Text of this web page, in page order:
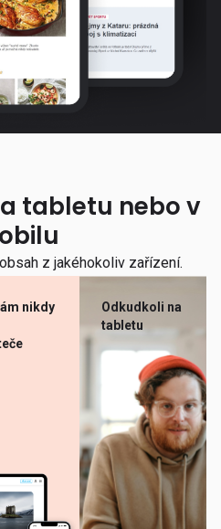
tabletu nebo v
z jakéhokoliv zařízení.
nikdy
Odkudkoli na
tabletu